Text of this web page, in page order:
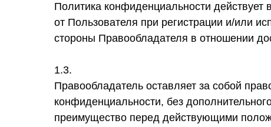
Политика конфиденциальности
от Пользователя при регистрации и/или
стороны Правообладателя в отношении
1.3.
Правообладатель оставляет за собой
конфиденциальности, без
преимущество перед действующими